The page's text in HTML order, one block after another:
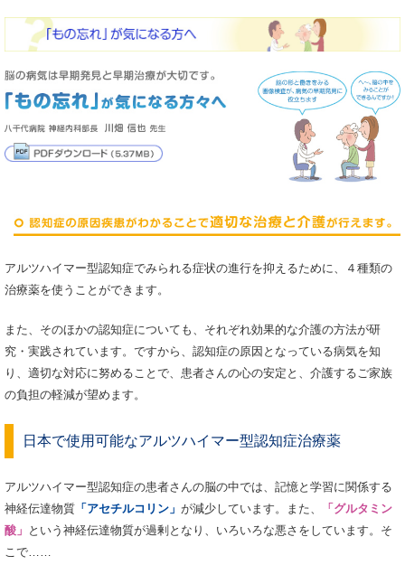
アルツハイマー型認知症でみられる症状の進行を抑えるために、４種類の
治療薬を使うことができます。
また、そのほかの認知症についても、それぞれ効果的な介護の方法が研
究・実践されています。ですから、認知症の原因となっている病気を知
り、適切な対応に努めることで、患者さんの心の安定と、介護するご家族
の負担の軽減が望めます。
日本で使用可能なアルツハイマー型認知症治療薬
アルツハイマー型認知症の患者さんの脳の中では、記憶と学習に関係する
神経伝達物質 「アセチルコリン」 が減少しています。また、
「グルタミン
酸」 という神経伝達物質が過剰となり、いろいろな悪さをしています。そ
こで……